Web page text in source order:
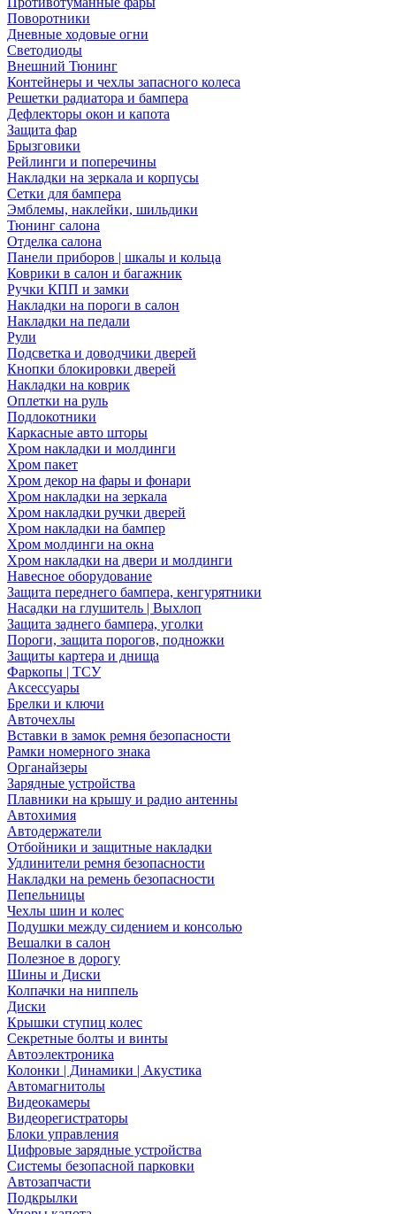
Поворотники
Дневные ходовые огни
Светодиоды
Внешний Тюнинг
Контейнеры и чехлы запасного колеса
Решетки радиатора и бампера
Дефлекторы окон и капота
Защита фар
Брызговики
Рейлинги и поперечины
Накладки на зеркала и корпусы
Сетки для бампера
Эмблемы, наклейки, шильдики
Тюнинг салона
Отделка салона
Панели приборов | шкалы и кольца
Коврики в салон и багажник
Ручки КПП и замки
Накладки на пороги в салон
Накладки на педали
Рули
Подсветка и доводчики дверей
Кнопки блокировки дверей
Накладки на коврик
Оплетки на руль
Подлокотники
Каркасные авто шторы
Хром накладки и молдинги
Хром пакет
Хром декор на фары и фонари
Хром накладки на зеркала
Хром накладки ручки дверей
Хром накладки на бампер
Хром молдинги на окна
Хром накладки на двери и молдинги
Навесное оборудование
Защита переднего бампера, кенгурятники
Насадки на глушитель | Выхлоп
Защита заднего бампера, уголки
Пороги, защита порогов, подножки
Защиты картера и днища
Фаркопы | ТСУ
Аксессуары
Брелки и ключи
Авточехлы
Вставки в замок ремня безопасности
Рамки номерного знака
Органайзеры
Зарядные устройства
Плавники на крышу и радио антенны
Автохимия
Автодержатели
Отбойники и защитные накладки
Удлинители ремня безопасности
Накладки на ремень безопасности
Пепельницы
Чехлы шин и колес
Подушки между сидением и консолью
Вешалки в салон
Полезное в дорогу
Шины и Диски
Колпачки на ниппель
Диски
Крышки ступиц колес
Секретные болты и винты
Автоэлектроника
Колонки | Динамики | Акустика
Автомагнитолы
Видеокамеры
Видеорегистраторы
Блоки управления
Цифровые зарядные устройства
Системы безопасной парковки
Автозапчасти
Подкрылки